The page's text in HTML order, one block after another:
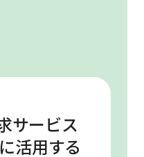
サービス
活用する